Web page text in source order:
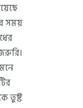
সময়
তুষ্ট